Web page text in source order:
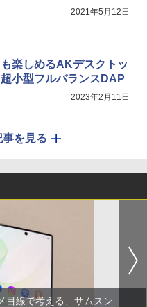
2021年5月12日
楽しめるAKデスクトッ
小型フルバランスDAP
2023年2月11日
事を見る
目線で考える、サムスン